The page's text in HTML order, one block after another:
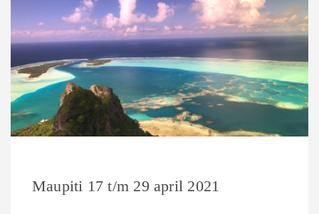
Maupiti 17 t/m 29 april 2021